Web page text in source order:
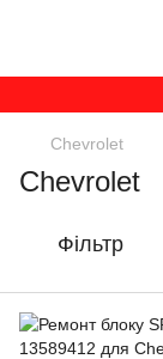
Chevrolet
Chevrolet
Фільтр